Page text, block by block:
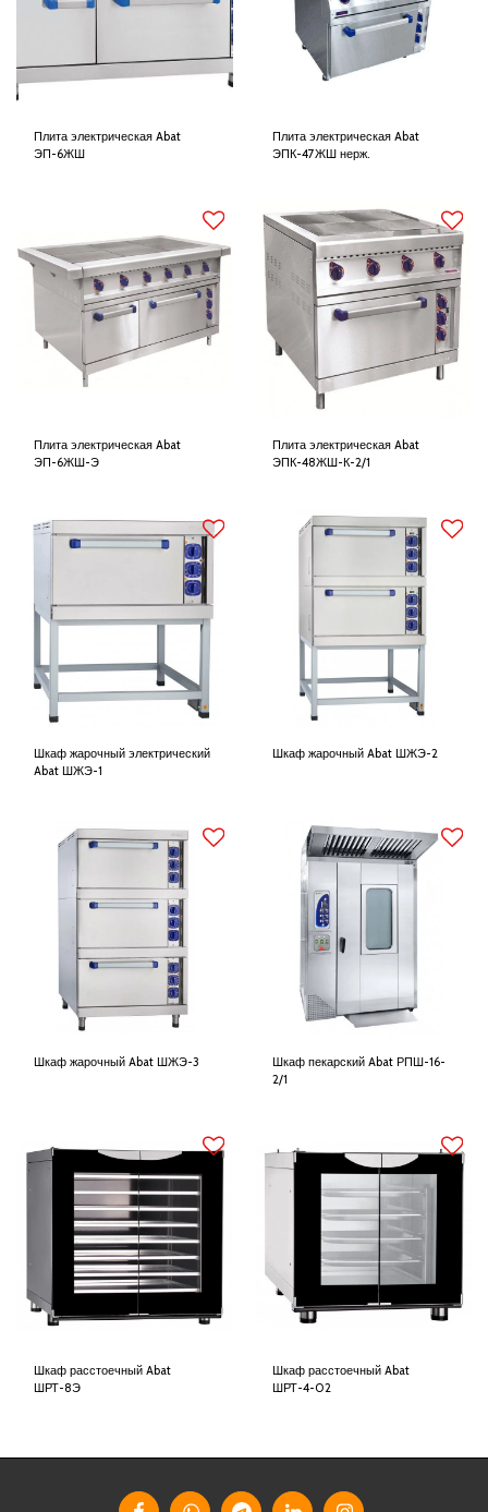
Плита электрическая Abat
ЭП-6ЖШ
Плита электрическая Abat
ЭПК-47ЖШ нерж.
Плита электрическая Abat
ЭП-6ЖШ-Э
Плита электрическая Abat
ЭПК-48ЖШ-К-2/1
Шкаф жарочный электрический
Abat ШЖЭ-1
Шкаф жарочный Abat ШЖЭ-2
Шкаф жарочный Abat ШЖЭ-3
Шкаф пекарский Abat РПШ-16-
2/1
Шкаф расстоечный Abat
ШРТ-8Э
Шкаф расстоечный Abat
ШРТ-4-02